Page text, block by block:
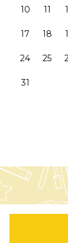
10 11
17 18
24 25
31